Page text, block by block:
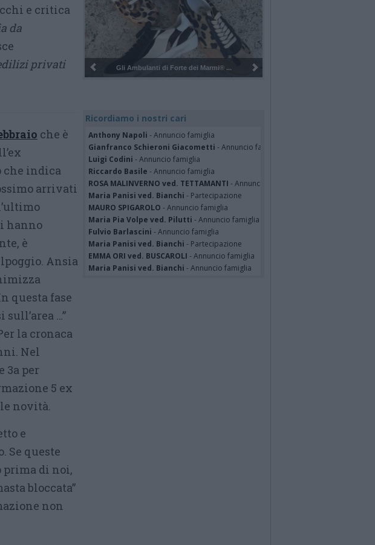
e critica
da
privati
che è
che indica
arrivati
hanno
è
Ansia
questa fase
…”
la cronaca
Nel
3a per
5 ex
novità.
e
Se queste
prima di noi,
bloccata”
non
Pulizia del bosco del Rugareto a ...
Ricordiamo i nostri cari
Anthony Napoli - Annuncio famiglia
Gianfranco Schieroni Giacometti - Annuncio famiglia
Luigi Codini - Annuncio famiglia
Riccardo Basile - Annuncio famiglia
ROSA MALINVERNO ved. TETTAMANTI - Annuncio famiglia
Maria Panisi ved. Bianchi - Partecipazione
MAURO SPIGAROLO - Annuncio famiglia
Maria Pia Volpe ved. Pilutti - Annuncio famiglia
Fulvio Barlascini - Annuncio famiglia
Maria Panisi ved. Bianchi - Partecipazione
EMMA ORI ved. BUSCAROLI - Annuncio famiglia
Maria Panisi ved. Bianchi - Annuncio famiglia